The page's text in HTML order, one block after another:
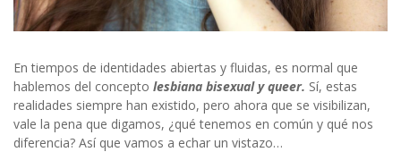
En tiempos de identidades abiertas y fluidas, es normal que
hablemos del concepto lesbiana bisexual y queer. Sí, estas
realidades siempre han existido, pero ahora que se visibilizan,
vale la pena que digamos, ¿qué tenemos en común y qué nos
diferencia? Así que vamos a echar un vistazo…